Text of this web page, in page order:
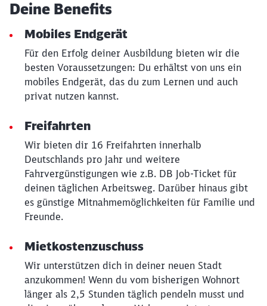
Deine Benefits
Mobiles Endgerät
Für den Erfolg deiner Ausbildung bieten wir die
besten Voraussetzungen: Du erhältst von uns ein
mobiles Endgerät, das du zum Lernen und auch
privat nutzen kannst.
Freifahrten
Wir bieten dir 16 Freifahrten innerhalb
Deutschlands pro Jahr und weitere
Fahrvergünstigungen wie z.B. DB Job-Ticket für
deinen täglichen Arbeitsweg. Darüber hinaus gibt
es günstige Mitnahmemöglichkeiten für Familie und
Freunde.
Mietkostenzuschuss
Wir unterstützen dich in deiner neuen Stadt
anzukommen! Wenn du vom bisherigen Wohnort
länger als 2,5 Stunden täglich pendeln musst und
Möchten Sie zuweitergeleitet
werden?
Abbrechen Weiter